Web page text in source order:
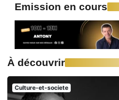
Emission en cours
À découvrir
Culture-et-societe